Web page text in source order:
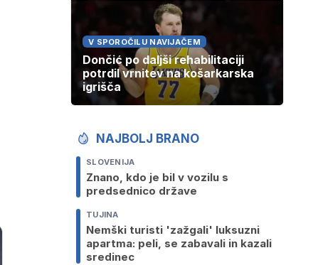
V SPOROČILU NAVIJAČEM
Dončić po daljši rehabilitaciji
potrdil vrnitev na košarkarska
igrišča
NAJBOLJ BRANO
SLOVENIJA
Znano, kdo je bil v vozilu s
predsednico države
TUJINA
Nemški turisti 'zažgali' luksuzni
apartma: peli, se zabavali in kazali
sredinec